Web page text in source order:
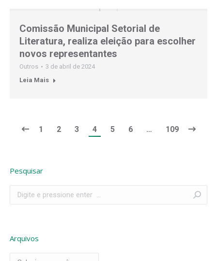
Comissão Municipal Setorial de
Literatura, realiza eleição para escolher
novos representantes
Outros
3 de abril de 2024
Leia Mais
1 2 3 4 5 6 … 109
Pesquisar
Arquivos